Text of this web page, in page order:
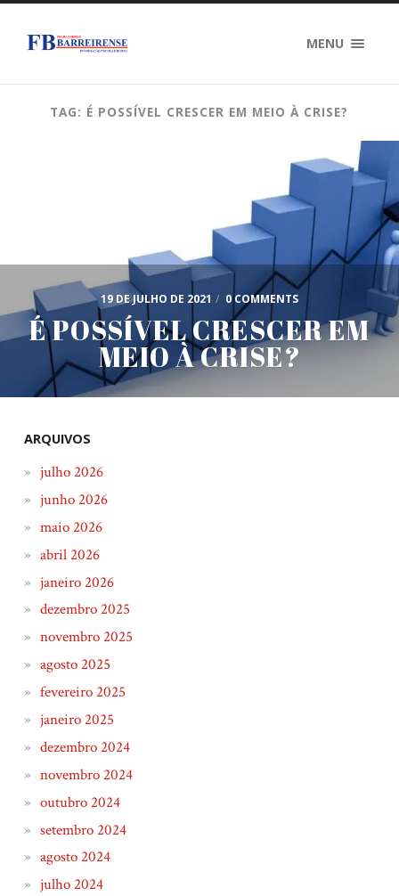
MENU
TAG: É POSSÍVEL CRESCER EM MEIO À CRISE?
19 DE JULHO DE 2021 / 0 COMMENTS
É POSSÍVEL CRESCER EM
MEIO À CRISE?
ARQUIVOS
julho 2026
junho 2026
maio 2026
abril 2026
janeiro 2026
dezembro 2025
novembro 2025
agosto 2025
fevereiro 2025
janeiro 2025
dezembro 2024
novembro 2024
outubro 2024
setembro 2024
agosto 2024
julho 2024